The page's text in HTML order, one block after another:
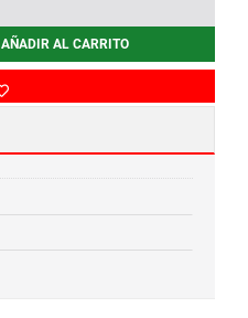
AÑADIR AL CARRITO